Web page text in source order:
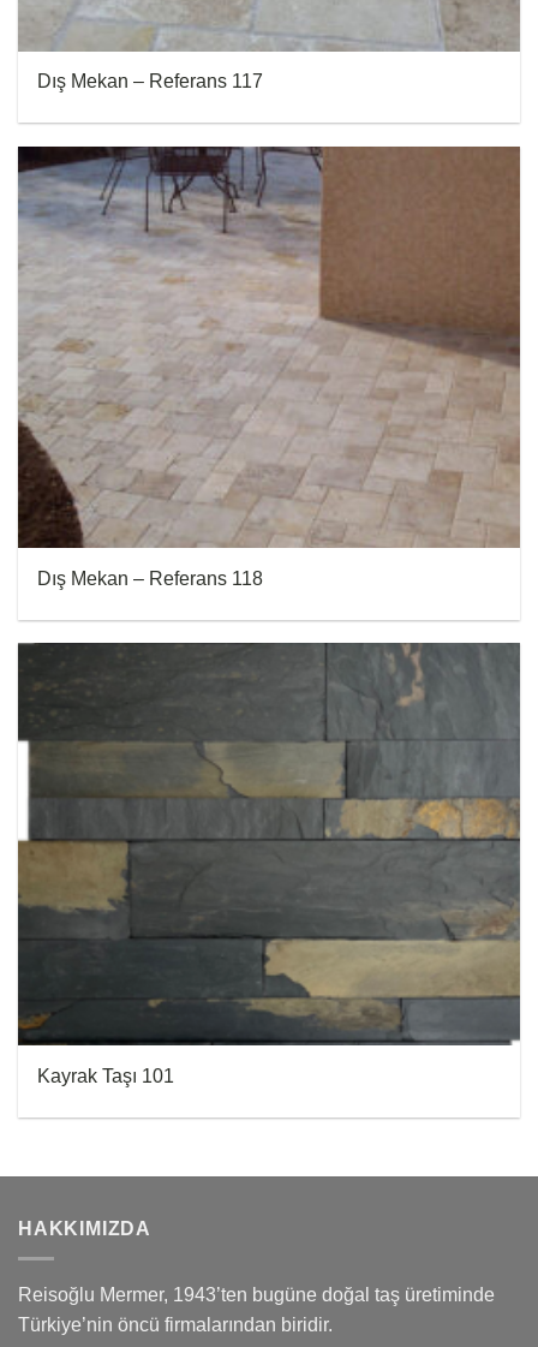
Dış Mekan – Referans 117
Dış Mekan – Referans 118
Kayrak Taşı 101
HAKKIMIZDA
Reisoğlu Mermer, 1943’ten bugüne doğal taş üretiminde
Türkiye’nin öncü firmalarından biridir.